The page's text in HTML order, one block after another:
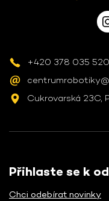
+420 378 035 520
Cukrovarská 23C,
Přihlaste se k
Chci odebírat novinky